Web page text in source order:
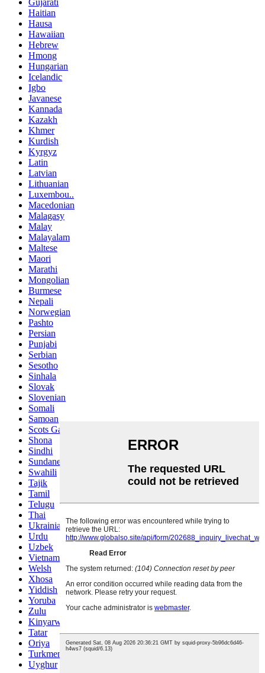
Haitian
Hausa
Hawaiian
Hebrew
Hmong
Hungarian
Icelandic
Igbo
Javanese
Kannada
Kazakh
Khmer
Kurdish
Kyrgyz
Latin
Latvian
Lithuanian
Luxembou..
Macedonian
Malagasy
Malay
Malayalam
Maltese
Maori
Marathi
Mongolian
Burmese
Nepali
Norwegian
Pashto
Persian
Punjabi
Serbian
Sesotho
Sinhala
Slovak
Slovenian
Somali
Samoan
Scots Gaelic
Shona
Sindhi
Sundanese
Swahili
Tajik
Tamil
Telugu
Thai
Ukrainian
Urdu
Uzbek
Vietnamese
Welsh
Xhosa
Yiddish
Yoruba
Zulu
Kinyarwanda
Tatar
Oriya
Turkmen
Uyghur